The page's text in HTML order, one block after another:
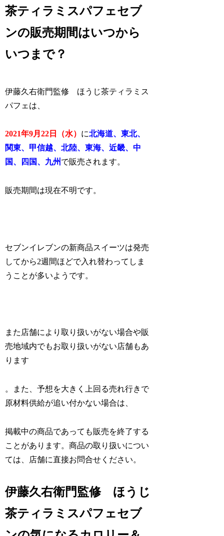
茶ティラミスパフェセブ
ンの販売期間はいつから
いつまで？
伊藤久右衛門監修 ほうじ茶ティラミス
パフェは、
2021年9月22日（水） に北海道、東北、
関東、甲信越、北陸、東海、近畿、中
国、四国、九州 で販売されます。
販売期間は現在不明です。
セブンイレブンの新商品スイーツは発売
してから2週間ほどで入れ替わってしま
うことが多いようです。
また店舗により取り扱いがない場合や販
売地域内でもお取り扱いがない店舗もあ
ります
。また、予想を大きく上回る売れ行きで
原材料供給が追い付かない場合は、
掲載中の商品であっても販売を終了する
ことがあります。商品の取り扱いについ
ては、店舗に直接お問合せください。
伊藤久右衛門監修 ほうじ
茶ティラミスパフェセブ